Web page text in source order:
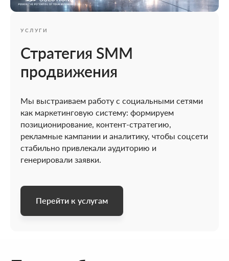
УСЛУГИ
Стратегия SMM
продвижения
Мы выстраиваем работу с социальными сетями
как маркетинговую систему: формируем
позиционирование, контент-стратегию,
рекламные кампании и аналитику, чтобы соцсети
стабильно привлекали аудиторию и
генерировали заявки.
Перейти к услугам